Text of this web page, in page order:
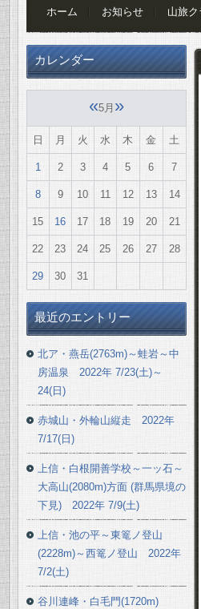
ホーム お知らせ 山旅
カレンダー
«5月 »
日 月 火 水 木 金 土
1 2 3 4 5 6 7
8 9 10 11 12 13 14
15 16 17 18 19 20 21
22 23 24 25 26 27 28
29 30 31
最近のエントリー
北ア・燕岳(2763m)～蛙岩～中
房温泉 2022年 7/23(土)～
24(日)
赤城山・外輪山縦走 2022年
7/17(日)
上信・白根開善学校～一ッ石～
大高山(2080m)方面 (群馬県境の
下見) 2022年 7/9(土)
上信・池の平～東篭ノ登山
(2228m)～西篭ノ登山 2022年
7/2(土)
谷川連峰・白毛門(1720m)